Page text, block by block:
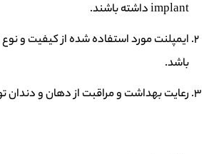
implant داشته باشند.
ایمپلنت مورد استفاده شده از کیفیت و نوع
باشد.
رعایت بهداشت و مراقبت از دهان و دندان